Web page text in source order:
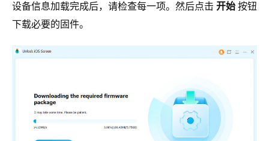
设备信息加载完成后，请检查每一项。然后点击 开始 按钮
下载必要的固件。